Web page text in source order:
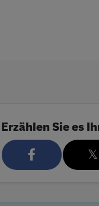
Erzählen Sie es
𝕏